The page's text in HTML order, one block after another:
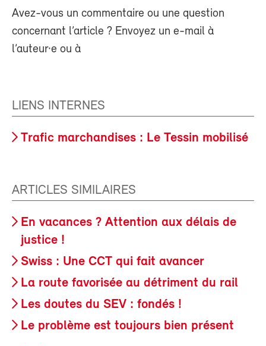
Avez-vous un commentaire ou une question
concernant l’article ? Envoyez un e-mail à
l’auteur·e ou à
LIENS INTERNES
Trafic marchandises : Le Tessin mobilisé
ARTICLES SIMILAIRES
En vacances ? Attention aux délais de
justice !
Swiss : Une CCT qui fait avancer
La route favorisée au détriment du rail
Les doutes du SEV : fondés !
Le problème est toujours bien présent